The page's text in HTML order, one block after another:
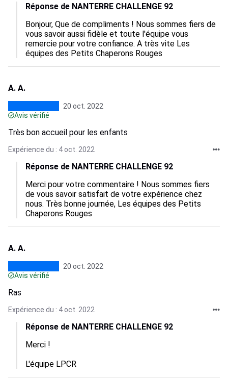
Réponse de NANTERRE CHALLENGE 92
Bonjour, Que de compliments ! Nous sommes fiers de
vous savoir aussi fidèle et toute l'équipe vous
remercie pour votre confiance. A très vite Les
équipes des Petits Chaperons Rouges
A. A.
20 oct. 2022
Avis vérifié
Très bon accueil pour les enfants
Expérience du : 4 oct. 2022
Réponse de NANTERRE CHALLENGE 92
Merci pour votre commentaire ! Nous sommes fiers
de vous savoir satisfait de votre expérience chez
nous. Très bonne journée, Les équipes des Petits
Chaperons Rouges
A. A.
20 oct. 2022
Avis vérifié
Ras
Expérience du : 4 oct. 2022
Réponse de NANTERRE CHALLENGE 92
Merci !
L'équipe LPCR